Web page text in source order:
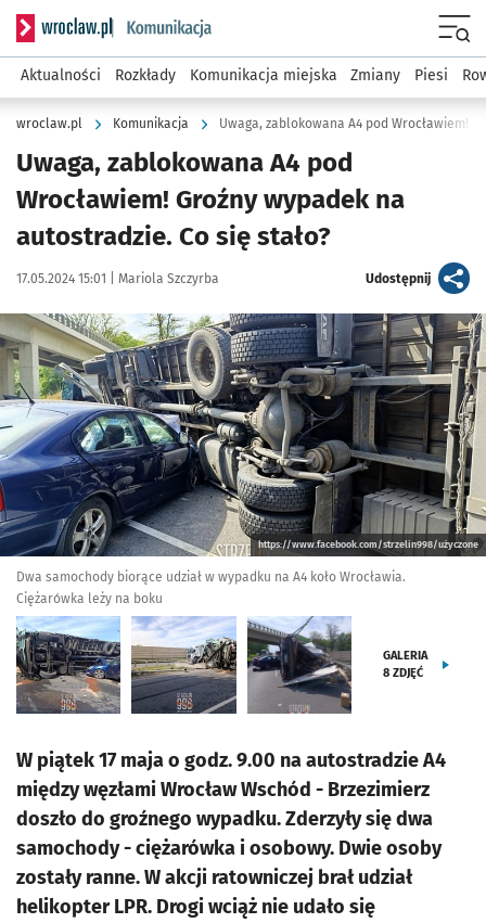
Serwis informacyjny wroclaw.pl podserwis: Komunikacja
Aktualności Rozkłady Komunikacja miejska Zmiany Piesi
wroclaw.pl Komunikacja Uwaga, zablokowana A4 pod Wrocławiem!
Uwaga, zablokowana A4 pod
Wrocławiem! Groźny wypadek na
autostradzie. Co się stało?
Data publikacji:
17.05.2024 15:01 | Autor:
Mariola Szczyrba Udostępnijartykuł
Kliknij, aby zobaczyć galerię
https://www.facebook.com/strzelin998/użyczone
Dwa samochody biorące udział w wypadku na A4 koło Wrocławia.
Ciężarówka leży na boku
GALERIA
8 ZDJĘĆ
W piątek 17 maja o godz. 9.00 na autostradzie A4
między węzłami Wrocław Wschód - Brzezimierz
doszło do groźnego wypadku. Zderzyły się dwa
samochody - ciężarówka i osobowy. Dwie osoby
zostały ranne. W akcji ratowniczej brał udział
helikopter LPR. Drogi wciąż nie udało się